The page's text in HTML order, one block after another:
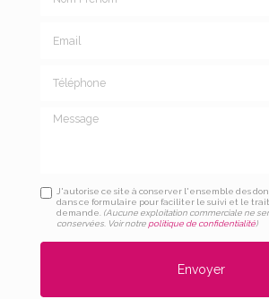
Message
J'autorise ce site à conserver l'ensemble des
dans ce formulaire pour faciliter le suivi et le
demande. (Aucune exploitation commerciale ne
conservées. Voir notre politique de confidentialité)